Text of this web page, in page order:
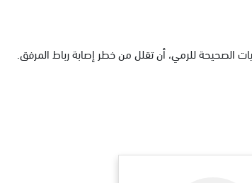
الصحيحة للرمي، أن تقلل من خطر إصابة رباط المرفق.